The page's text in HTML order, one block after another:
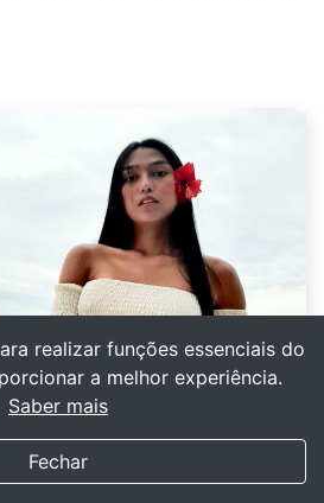
Rojean Venus Buhian – Facebook
@rojean.buhian
das ladyboys
realizar funções essenciais do
a melhor experiência.
Saber mais
Fechar